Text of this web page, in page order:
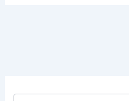
Tìm kiếm